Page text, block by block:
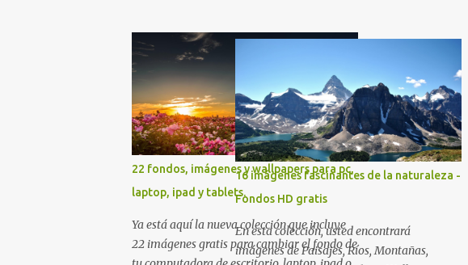
22 fondos, imágenes y wallpapers para pc,
laptop, ipad y tablets.
Ya está aquí la nueva colección que incluye
22 imágenes gratis para cambiar el fondo de
16 imágenes fascinantes de la naturaleza -
Fondos HD gratis
En esta colección, usted encontrará
imágenes de Paisajes, Ríos, Montañas,